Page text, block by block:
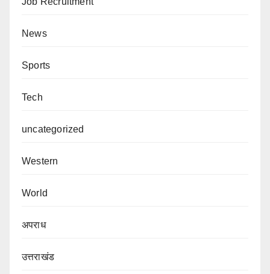
News
Sports
Tech
uncategorized
Western
World
अपराध
उत्तराखंड